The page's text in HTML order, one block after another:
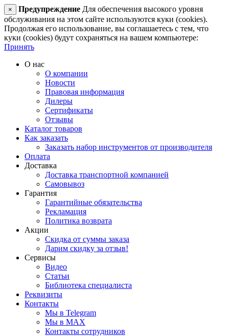
× Предупреждение Для обеспечения высокого уровня
обслуживания на этом сайте используются куки (cookies).
Продолжая его использование, вы соглашаетесь с тем, что
куки (cookies) будут сохраняться на вашем компьютере:
Принять
О нас
О компании
Новости
Правовая информация
Дилеры
Сертификаты
Отзывы
Каталог товаров
Как заказать
Заказать набор инструментов от производителя
Оплата
Доставка
Доставка транспортной компанией
Самовывоз
Гарантия
Гарантийные обязательства
Рекламация
Политика возврата
Акции
Скидка от суммы заказа
Дарим скидку за отзыв!
Сервисы
Видео
Статьи
Библиотека специалиста
Реквизиты
Контакты
Мы в Telegram
Мы в MAX
Контакты сотрудников